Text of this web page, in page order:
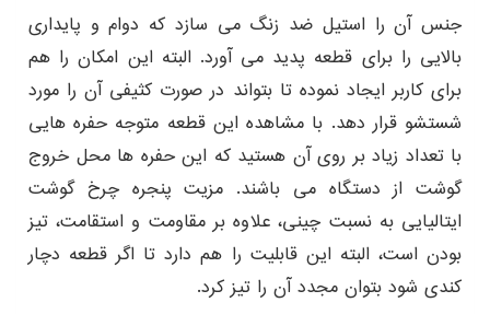
جنس آن را استیل ضد زنگ می سازد که دوام و پایداری
بالایی را برای قطعه پدید می آورد. البته این امکان را هم
برای کاربر ایجاد نموده تا بتواند در صورت کثیفی آن را مورد
شستشو قرار دهد. با مشاهده این قطعه متوجه حفره هایی
با تعداد زیاد بر روی آن هستید که این حفره ها محل خروج
گوشت از دستگاه می باشند. مزیت پنجره چرخ گوشت
ایتالیایی به نسبت چینی، علاوه بر مقاومت و استقامت، تیز
بودن است، البته این قابلیت را هم دارد تا اگر قطعه دچار
کندی شود بتوان مجدد آن را تیز کرد.